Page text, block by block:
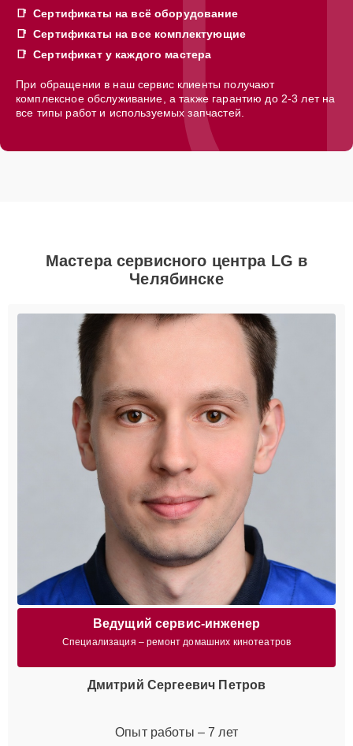
Сертификаты на всё оборудование
Сертификаты на все комплектующие
Сертификат у каждого мастера
При обращении в наш сервис клиенты получают
комплексное обслуживание, а также гарантию до 2-3 лет на
все типы работ и используемых запчастей.
Мастера сервисного центра LG в
Челябинске
Ведущий сервис-инженер
Специализация – ремонт домашних кинотеатров
Дмитрий Сергеевич Петров
Опыт работы – 7 лет